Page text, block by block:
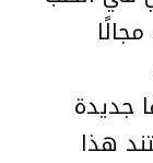
جديدة
هذا